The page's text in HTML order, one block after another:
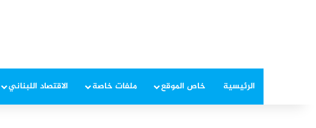
الرئيسية خاص الموقع ملفات خاصة الاقتصاد اللبناني